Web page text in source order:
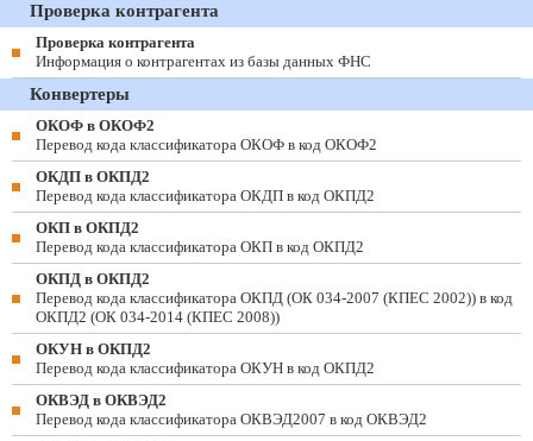
Проверка контрагента
Проверка контрагента
Информация о контрагентах из базы данных ФНС
Конвертеры
ОКОФ в ОКОФ2
Перевод кода классификатора ОКОФ в код ОКОФ2
ОКДП в ОКПД2
Перевод кода классификатора ОКДП в код ОКПД2
ОКП в ОКПД2
Перевод кода классификатора ОКП в код ОКПД2
ОКПД в ОКПД2
Перевод кода классификатора ОКПД (ОК 034-2007 (КПЕС 2002)) в код
ОКПД2 (ОК 034-2014 (КПЕС 2008))
ОКУН в ОКПД2
Перевод кода классификатора ОКУН в код ОКПД2
ОКВЭД в ОКВЭД2
Перевод кода классификатора ОКВЭД2007 в код ОКВЭД2